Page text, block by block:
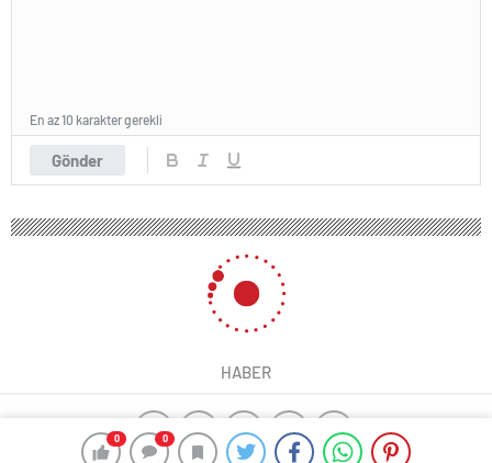
0 0
Gönder
En az 10 karakter gerekli
HABER